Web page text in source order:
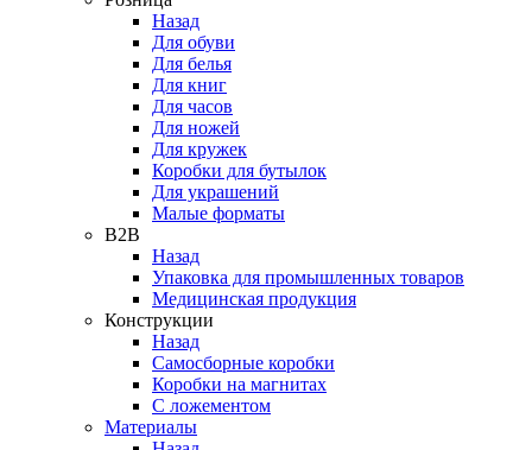
Назад
Для обуви
Для белья
Для книг
Для часов
Для ножей
Для кружек
Коробки для бутылок
Для украшений
Малые форматы
B2B
Назад
Упаковка для промышленных товаров
Медицинская продукция
Конструкции
Назад
Самосборные коробки
Коробки на магнитах
С ложементом
Материалы